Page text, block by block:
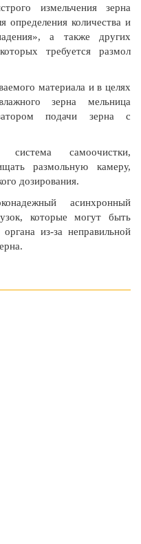
измельчения зерна
определения количества и
а также других
требуется размол
материала и в целях
зерна мельница
подачи зерна с
самоочистки,
размольную камеру,
дозирования.
асинхронный
которые могут быть
из-за неправильной